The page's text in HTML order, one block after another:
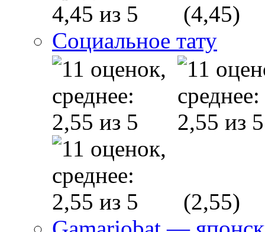
(4,45)
Социальное тату
(2,55)